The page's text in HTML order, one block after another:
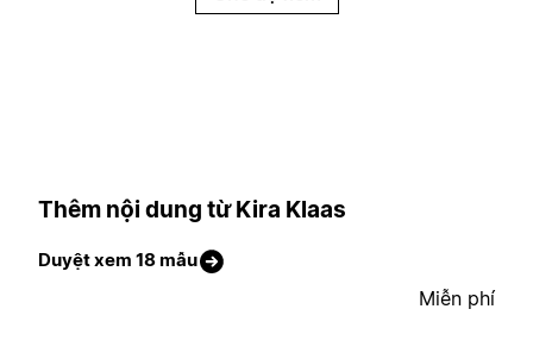
Thêm nội dung từ Kira Klaas
Duyệt xem 18 mẫu
Miễn phí